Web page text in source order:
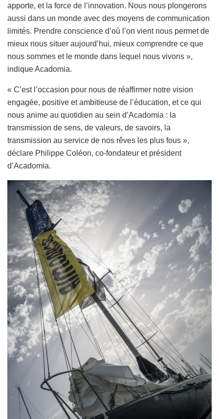
apporte, et la force de l’innovation. Nous nous plongerons
aussi dans un monde avec des moyens de communication
limités. Prendre conscience d’où l’on vient nous permet de
mieux nous situer aujourd’hui, mieux comprendre ce que
nous sommes et le monde dans lequel nous vivons »,
indique Acadomia.
« C’est l’occasion pour nous de réaffirmer notre vision
engagée, positive et ambitieuse de l’éducation, et ce qui
nous anime au quotidien au sein d’Acadomia : la
transmission de sens, de valeurs, de savoirs, la
transmission au service de nos rêves les plus fous »,
déclare Philippe Coléon, co-fondateur et président
d’Acadomia.